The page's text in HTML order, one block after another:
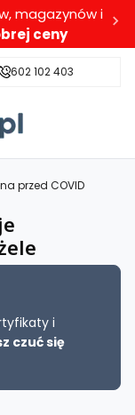
magazynów i
ceny
wybranych
602 102 403
przed COVID
i
czuć się